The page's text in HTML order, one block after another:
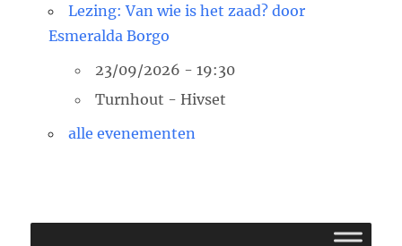
Lezing: Van wie is het zaad? door
Esmeralda Borgo
23/09/2026 - 19:30
Turnhout - Hivset
alle evenementen